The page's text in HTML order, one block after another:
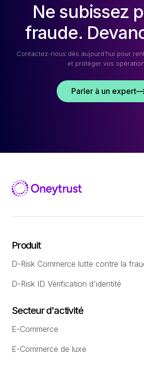
RÉTROSPECTIVE,
MUTATIONS
AVENIR
E-
COMMERCE
Ne subissez
fraude.
Contactez-nous dès aujourd’hui pour
et protéger vos
Parler à un expert
Produit
D-Risk Commerce lutte contre la
D-Risk ID Vérification d'identité
Secteur d'activité
E-Commerce
E-Commerce de luxe